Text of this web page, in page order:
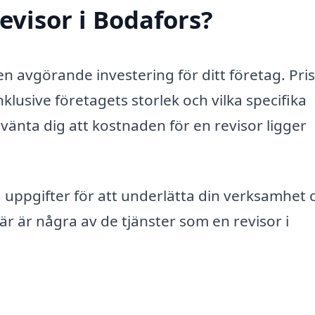
i Bodafors?
avgörande investering för ditt företag.
företagets storlek och vilka specifika
dig att kostnaden för en revisor ligger
uppgifter för att underlätta din verksamhet
är några av de tjänster som en revisor i